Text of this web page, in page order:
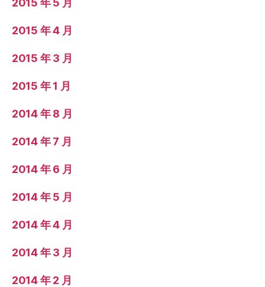
2015 年 5 月
2015 年 4 月
2015 年 3 月
2015 年 1 月
2014 年 8 月
2014 年 7 月
2014 年 6 月
2014 年 5 月
2014 年 4 月
2014 年 3 月
2014 年 2 月